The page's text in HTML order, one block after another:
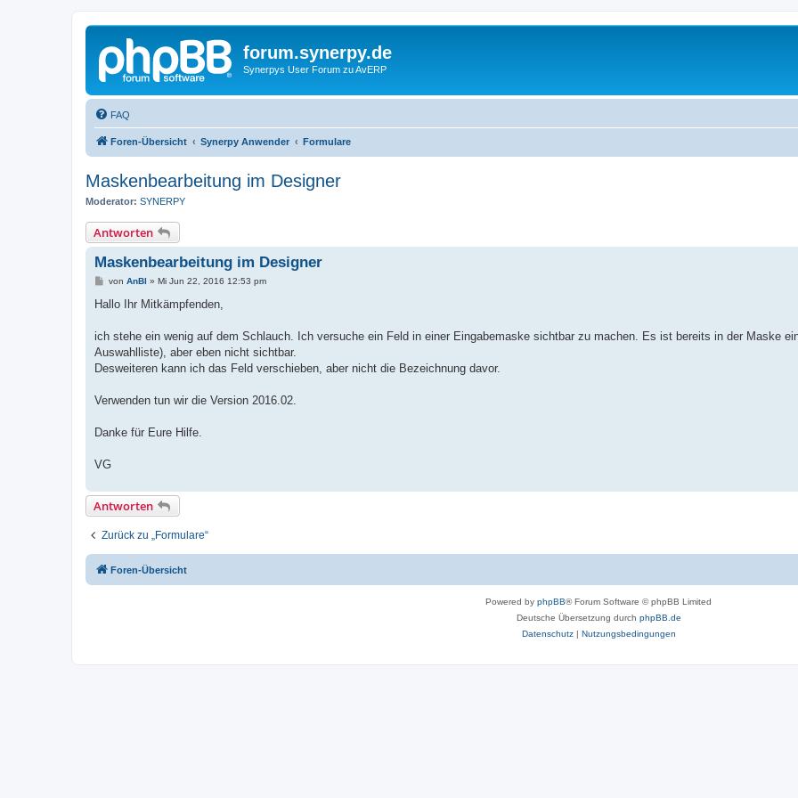
forum.synerpy.de
Synerpys User Forum zu AvERP
FAQ
Foren-Übersicht Synerpy Anwender Formulare
Maskenbearbeitung im Designer
Moderator: SYNERPY
Antworten
Maskenbearbeitung im Designer
B
i
a
von AnBl » Mi Jun 22, 2016 12:53 pm
Hallo Ihr Mitkämpfenden,
ich stehe ein wenig auf dem Schlauch. Ich versuche ein Feld in einer Eingabemaske sichtbar zu machen. Es ist bereits in der Maske
Auswahlliste), aber eben nicht sichtbar.
Desweiteren kann ich das Feld verschieben, aber nicht die Bezeichnung davor.
Verwenden tun wir die Version 2016.02.
Danke für Eure Hilfe.
VG
Antworten
Zurück zu „Formulare“
Foren-Übersicht
Powered by phpBB® Forum Software © phpBB Limited
Deutsche Übersetzung durch phpBB.de
Datenschutz| Nutzungsbedingungen